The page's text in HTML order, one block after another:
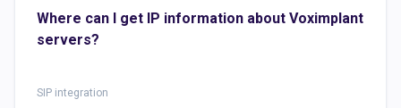
Where can I get IP information about Voximplant
servers?
SIP integration